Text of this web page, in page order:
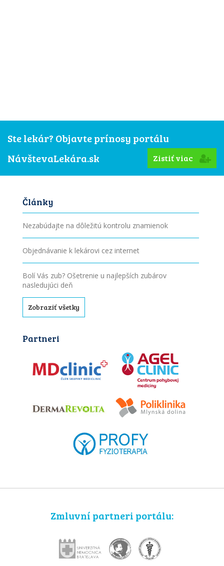
Ste lekár? Objavte prínosy portálu
NávštevaLekára.sk
Zistiť viac
Články
Nezabúdajte na dôležitú kontrolu znamienok
Objednávanie k lekárovi cez internet
Bolí Vás zub? Ošetrenie u najlepších zubárov
nasledujúci deň
Zobraziť všetky
Partneri
Zmluvní partneri portálu: